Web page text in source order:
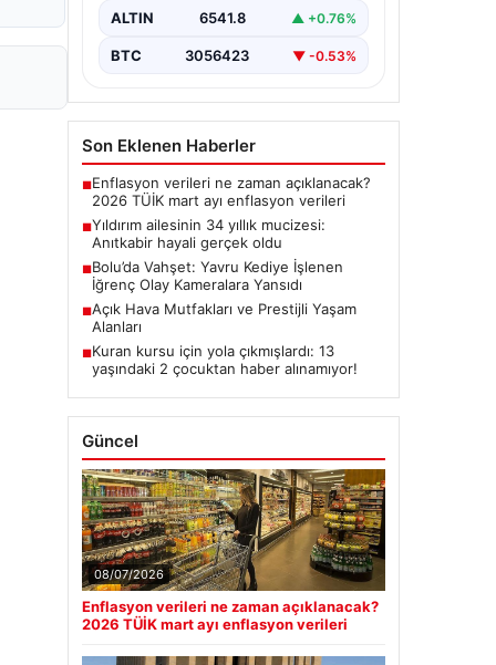
ALTIN 6541.8 ▲ +0.76%
BTC 3056423 ▼ -0.53%
Son Eklenen Haberler
■Enflasyon verileri ne zaman açıklanacak?
2026 TÜİK mart ayı enflasyon verileri
■Yıldırım ailesinin 34 yıllık mucizesi:
Anıtkabir hayali gerçek oldu
■Bolu’da Vahşet: Yavru Kediye İşlenen
İğrenç Olay Kameralara Yansıdı
■Açık Hava Mutfakları ve Prestijli Yaşam
Alanları
■Kuran kursu için yola çıkmışlardı: 13
yaşındaki 2 çocuktan haber alınamıyor!
Güncel
08/07/2026
Enflasyon verileri ne zaman açıklanacak?
2026 TÜİK mart ayı enflasyon verileri